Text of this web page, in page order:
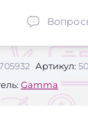
Артикул:
Gamma